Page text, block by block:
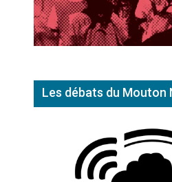
Les débats du Mouton